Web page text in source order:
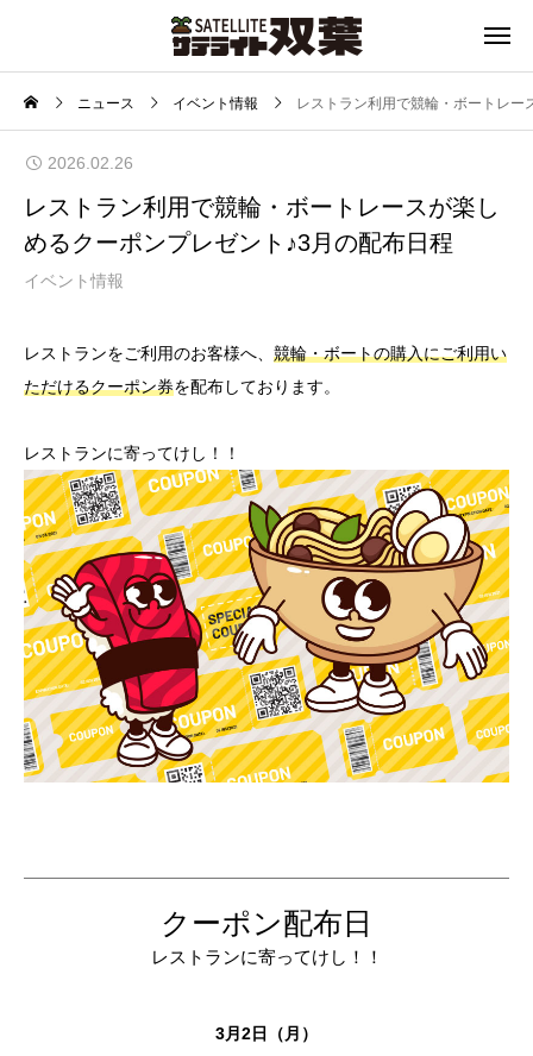
ニュース イベント情報 レストラン利用で競輪・ボートレ
2026.02.26
レストラン利用で競輪・ボートレースが楽し
めるクーポンプレゼント♪3月の配布日程
イベント情報
レストランをご利用のお客様へ、 競輪・ボートの購入にご利用い
ただけるクーポン券を配布しております。
レストランに寄ってけし！！
クーポン配布日
レストランに寄ってけし！！
3月2日（月）